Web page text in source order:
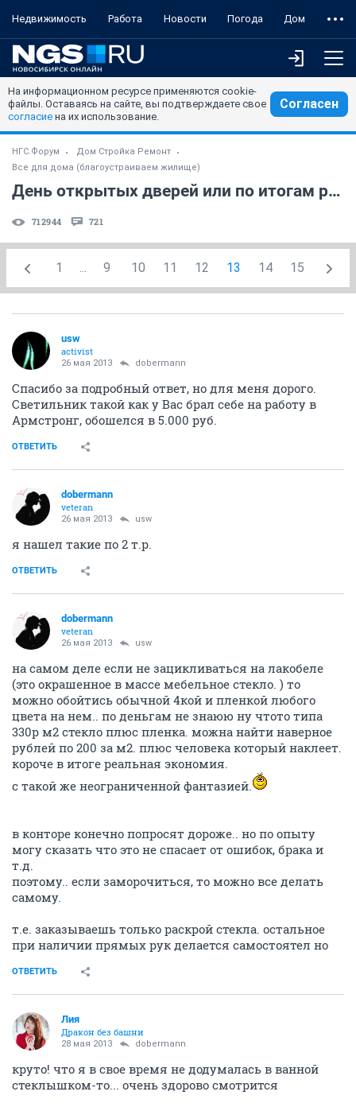
Недвижимость Работа Новости Погода Дом
На информационном ресурсе применяются cookie-
файлы. Оставаясь на сайте, вы подтверждаете свое
согласие на их использование.
Согласен
НГС.Форум
Дом Стройка Ремонт
Все для дома (благоустраиваем жилище)
День открытых дверей или по итогам ремонта! (часть 3)
712944 721
1 ... 9 10 11 12 13 14 15
usw
activist
26 мая 2013 dobermann
Спасибо за подробный ответ, но для меня дорого.
Светильник такой как у Вас брал себе на работу в
Армстронг, обошелся в 5.000 руб.
ОТВЕТИТЬ
dobermann
veteran
26 мая 2013 usw
я нашел такие по 2 т.р.
ОТВЕТИТЬ
dobermann
veteran
26 мая 2013 usw
на самом деле если не зацикливаться на лакобеле
(это окрашенное в массе мебельное стекло. ) то
можно обойтись обычной 4кой и пленкой любого
цвета на нем.. по деньгам не знаюю ну чтото типа
330р м2 стекло плюс пленка. можна найти наверное
рублей по 200 за м2. плюс человека который наклеет.
короче в итоге реальная экономия.
с такой же неограниченной фантазией.
в конторе конечно попросят дороже.. но по опыту
могу сказать что это не спасает от ошибок, брака и
т.д.
поэтому.. если заморочиться, то можно все делать
самому.
т.е. заказываешь только раскрой стекла. остальное
при наличии прямых рук делается самостоятел но
ОТВЕТИТЬ
Лия
Дракон без башни
28 мая 2013 dobermann
круто! что я в свое время не додумалась в ванной
стеклышком-то... очень здорово смотрится